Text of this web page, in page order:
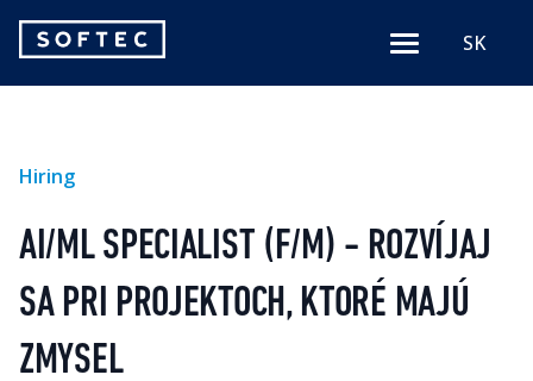
logo
Menu SK
Hiring
AI/ML SPECIALIST (F/M) - ROZVÍJAJ
SA PRI PROJEKTOCH, KTORÉ MAJÚ
ZMYSEL